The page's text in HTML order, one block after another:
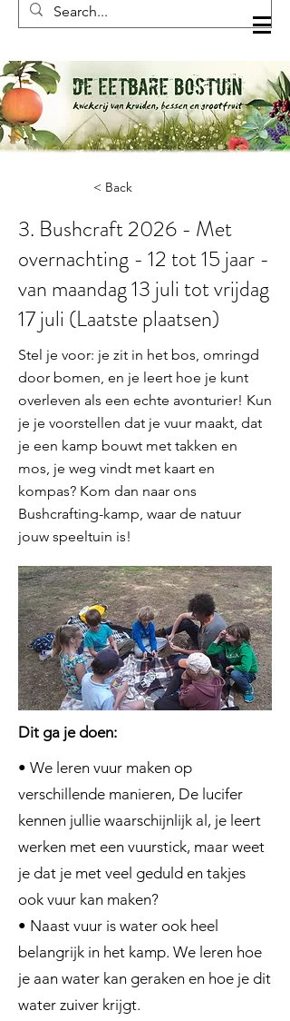
< Back
3. Bushcraft 2026 - Met
overnachting - 12 tot 15 jaar -
van maandag 13 juli tot vrijdag
17 juli (Laatste plaatsen)
Stel je voor: je zit in het bos, omringd
door bomen, en je leert hoe je kunt
overleven als een echte avonturier! Kun
je je voorstellen dat je vuur maakt, dat
je een kamp bouwt met takken en
mos, je weg vindt met kaart en
kompas? Kom dan naar ons
Bushcrafting-kamp, waar de natuur
jouw speeltuin is!
Dit ga je doen:
• We leren vuur maken op
verschillende manieren, De lucifer
kennen jullie waarschijnlijk al, je leert
werken met een vuurstick, maar weet
je dat je met veel geduld en takjes
ook vuur kan maken?
• Naast vuur is water ook heel
belangrijk in het kamp. We leren hoe
je aan water kan geraken en hoe je dit
water zuiver krijgt.